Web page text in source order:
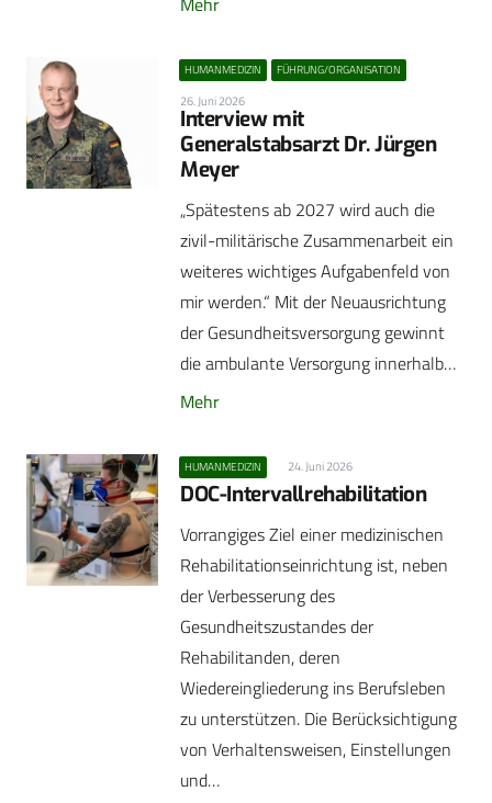
HUMANMEDIZIN FÜHRUNG/ORGANISATION
26. Juni 2026
Interview mit
Generalstabsarzt Dr. Jürgen
Meyer
„Spätestens ab 2027 wird auch die
zivil-militärische Zusammenarbeit ein
weiteres wichtiges Aufgabenfeld von
mir werden.“ Mit der Neuausrichtung
der Gesundheitsversorgung gewinnt
die ambulante Versorgung innerhalb…
Mehr
HUMANMEDIZIN 24. Juni 2026
DOC-Intervallrehabilitation
Vorrangiges Ziel einer medizinischen
Rehabilitationseinrichtung ist, neben
der Verbesserung des
Gesundheitszustandes der
Rehabilitanden, deren
Wiedereingliederung ins Berufsleben
zu unterstützen. Die Berücksichtigung
von Verhaltensweisen, Einstellungen
und…